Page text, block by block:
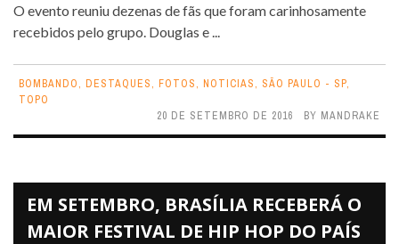
O evento reuniu dezenas de fãs que foram carinhosamente
recebidos pelo grupo. Douglas e ...
BOMBANDO, DESTAQUES, FOTOS, NOTICIAS, SÃO PAULO - SP,
TOPO
20 DE SETEMBRO DE 2016
BY MANDRAKE
EM SETEMBRO, BRASÍLIA RECEBERÁ O
MAIOR FESTIVAL DE HIP HOP DO PAÍS